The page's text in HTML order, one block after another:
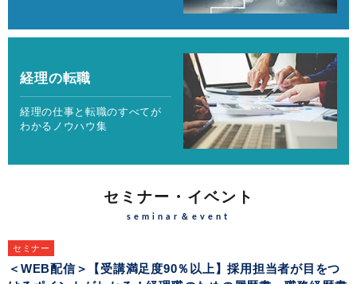
経理の転職
経理の仕事と転職のすべてが
わかるノウハウ集
セミナー・イベント
seminar＆event
セミナー
＜WEB配信＞【受講満足度90％以上】採用担当者が目をつ